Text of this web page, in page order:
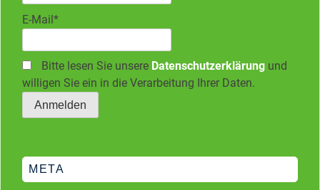
E-Mail*
Bitte lesen Sie unsere Datenschutzerklärung und
willigen Sie ein in die Verarbeitung Ihrer Daten.
META